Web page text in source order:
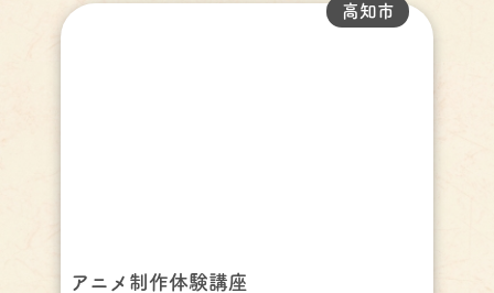
アニメ制作体験講座
高知市